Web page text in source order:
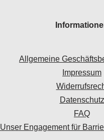
Allgemeine
Impressum
Datenschutz
FAQ
Unser Engagement für